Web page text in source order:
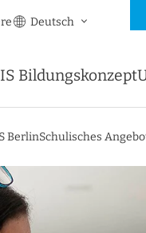
Deutsch
Bildungskonzept
BerlinSchulisches